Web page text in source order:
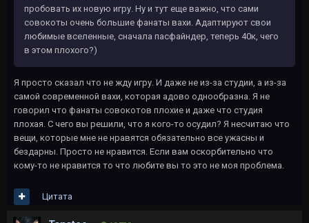
пробовать их новую игру. Ну и тут еще важно, что сами
совокоты очень большие фанаты вахи. Адаптируют свои
любимые вселенные, сначала пасфайндер, теперь 40к, чего
в этом плохого?)
Я просто сказал что не жду игру. И даже не из-за студии, а из-за
самой современной вахи, которая адово однообразна. Я не
говорил что фанаты совокотов плохие и даже что студия
плохая. С чего вы решили, что я кого-то осудил? Я несчитаю что
вещи, которые мне не нравятся обязательно все ужасны и
бездарны. Просто не нравится. Если вам оскорбительно что
кому-то не нравится то что любите вы то это не моя проблема.
Цитата